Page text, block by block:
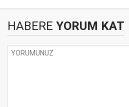
HABERE YORUM KAT